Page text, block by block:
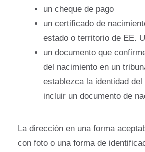
un cheque de pago
un certificado de
estado o territorio de EE.
un documento que
del nacimiento en un
establezca la identidad
incluir un documento de
La dirección en una forma
con foto o una forma de